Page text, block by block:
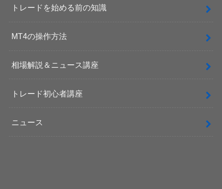
トレードを始める前の知識
MT4の操作方法
相場解説＆ニュース講座
トレード初心者講座
ニュース